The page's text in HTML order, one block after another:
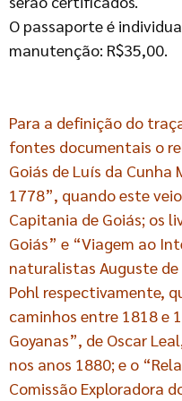
O passaporte é
manutenção: R$35,00.
Para a definição do
fontes documentais o
Goiás de Luís da Cunha
1778”, quando este
Capitania de Goiás; os
Goiás” e “Viagem ao
naturalistas Auguste de
Pohl respectivamente,
caminhos entre 1818 e
Goyanas”, de Oscar
nos anos 1880; e o
Comissão Exploradora